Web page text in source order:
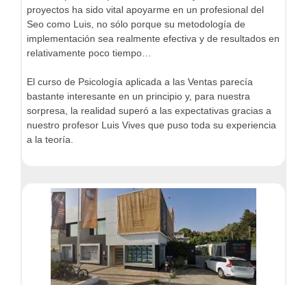
proyectos ha sido vital apoyarme en un profesional del
Seo como Luis, no sólo porque su metodología de
implementación sea realmente efectiva y de resultados en
relativamente poco tiempo…
El curso de Psicología aplicada a las Ventas parecía
bastante interesante en un principio y, para nuestra
sorpresa, la realidad superó a las expectativas gracias a
nuestro profesor Luis Vives que puso toda su experiencia
a la teoría.